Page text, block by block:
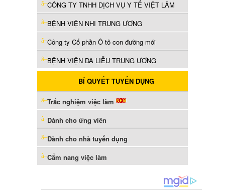
CÔNG TY TNHH DỊCH VỤ Y TẾ VIỆT LÂM
BỆNH VIỆN NHI TRUNG ƯƠNG
Công ty Cổ phần Ô tô con đường mới
BỆNH VIỆN DA LIỄU TRUNG ƯƠNG
BÍ QUYẾT TUYỂN DỤNG
Trắc nghiệm việc làm
Dành cho ứng viên
Dành cho nhà tuyển dụng
Cẩm nang việc làm